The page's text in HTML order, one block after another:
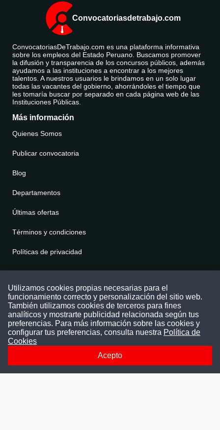
Convocatoriasdetrabajo.com
ConvocatoriasDeTrabajo.com es una plataforma informativa
sobre los empleos del Estado Peruano. Buscamos promover
la difusión y transparencia de los concursos públicos, además
ayudamos a las instituciones a encontrar a los mejores
talentos. A nuestros usuarios le brindamos en un solo lugar
todas las vacantes del gobierno, ahorrándoles el tiempo que
les tomaría buscar por separado en cada página web de las
Instituciones Públicas.
Más información
Quienes Somos
Publicar convocatoria
Blog
Departamentos
Últimas ofertas
Términos y condiciones
Políticas de privacidad
Puede comunicarse con nosotros a través
nuestras redes sociales o del correo:
contacto@convocatoriasdetrabajo.com
Siguenos en:
Utilizamos cookies propias necesarias para el
funcionamiento correcto y personalización del sitio web.
También utilizamos cookies de terceros para fines
analíticos y mostrarte publicidad relacionada según tus
preferencias. Para más información sobre las cookies y
configurar tus preferencias, consulta nuestra Política de
Cookies
Acepto